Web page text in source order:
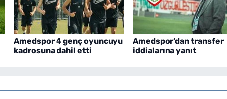
Amedspor 4 genç oyuncuyu
kadrosuna dahil etti
Amedspor’dan transfer
iddialarına yanıt